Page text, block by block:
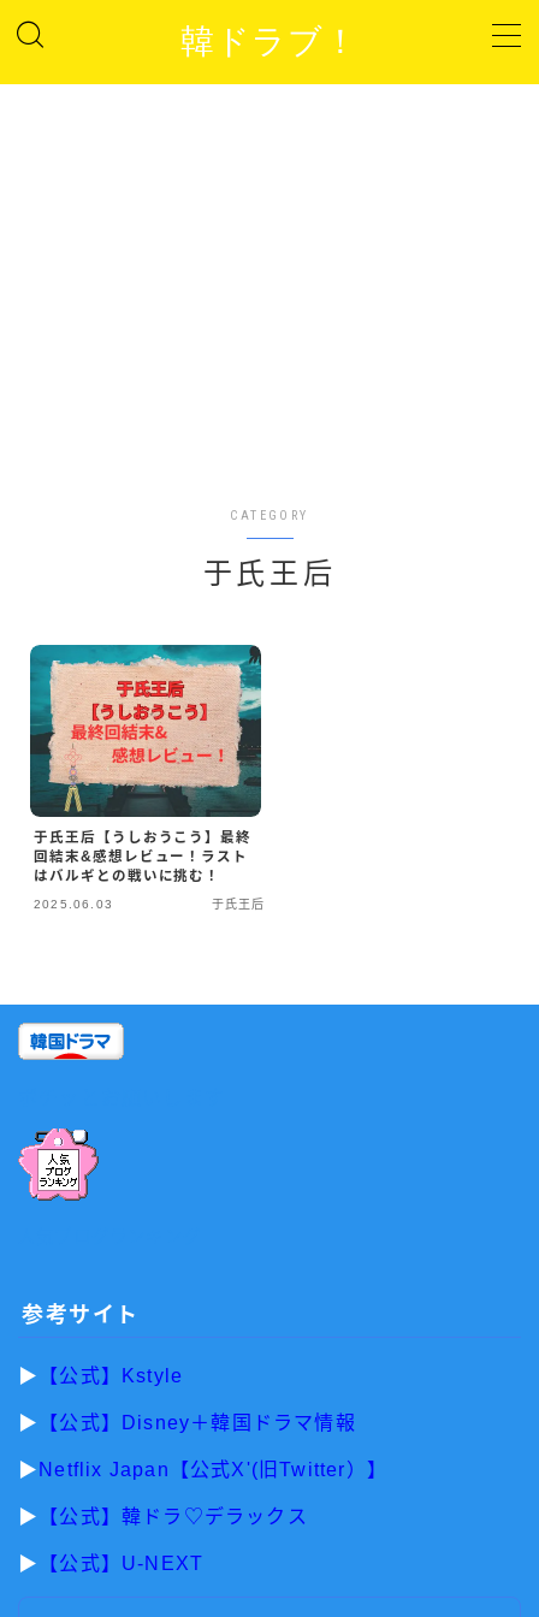
韓ドラブ！
MENU
CATEGORY
于氏王后
于氏王后【うしおうこう】最終
回結末&感想レビュー！ラスト
はバルギとの戦いに挑む！
2025.06.03 于氏王后
参考サイト
▶︎ 【公式】Kstyle
▶︎ 【公式】Disney＋韓国ドラマ情報
▶︎ Netflix Japan【公式X'(旧Twitter）】
▶︎ 【公式】韓ドラ♡デラックス
▶︎ 【公式】U-NEXT